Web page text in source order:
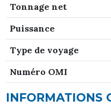
Tonnage net
Puissance
Type de voyage
Numéro OMI
INFORMATIONS